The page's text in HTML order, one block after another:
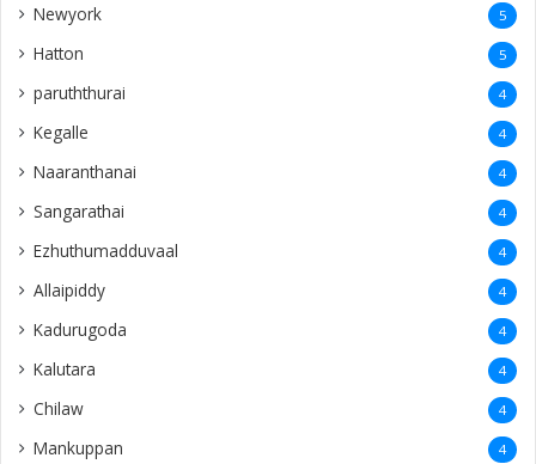
Newyork 5
Hatton 5
paruththurai 4
Kegalle 4
Naaranthanai 4
Sangarathai 4
Ezhuthumadduvaal 4
Allaipiddy 4
Kadurugoda 4
Kalutara 4
Chilaw 4
Mankuppan 4